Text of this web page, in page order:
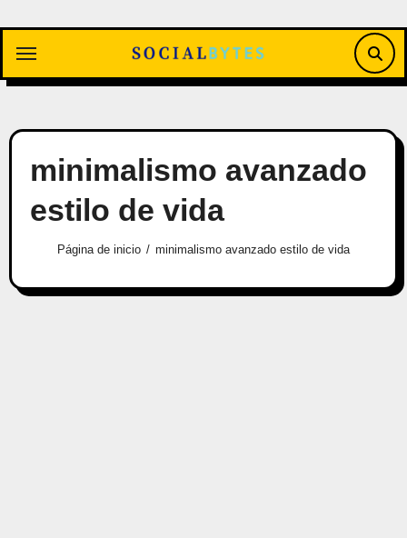
contenido
minimalismo avanzado
estilo de vida
Página de inicio minimalismo avanzado estilo de vida